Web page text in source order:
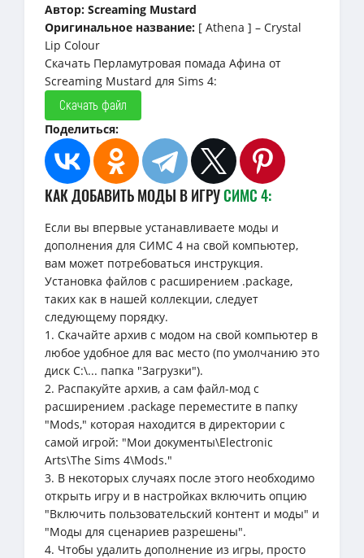
Автор: Screaming Mustard
Оригинальное название: [ Athena ] – Crystal
Lip Colour
Скачать Перламутровая помада Афина от
Screaming Mustard для Sims 4:
Скачать файл
Поделиться:
КАК ДОБАВИТЬ МОДЫ В ИГРУСИМС 4:
Если вы впервые устанавливаете моды и
дополнения для СИМС 4 на свой компьютер,
вам может потребоваться инструкция.
Установка файлов с расширением .package,
таких как в нашей коллекции, следует
следующему порядку.
1. Скачайте архив с модом на свой компьютер в
любое удобное для вас место (по умолчанию это
диск C:\... папка "Загрузки").
2. Распакуйте архив, а сам файл-мод с
расширением .package переместите в папку
"Mods," которая находится в директории с
самой игрой: "Мои документы\Electronic
Arts\The Sims 4\Mods."
3. В некоторых случаях после этого необходимо
открыть игру и в настройках включить опцию
"Включить пользовательский контент и моды" и
"Моды для сценариев разрешены".
4. Чтобы удалить дополнение из игры, просто